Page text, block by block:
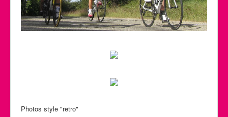
Photos style "retro"